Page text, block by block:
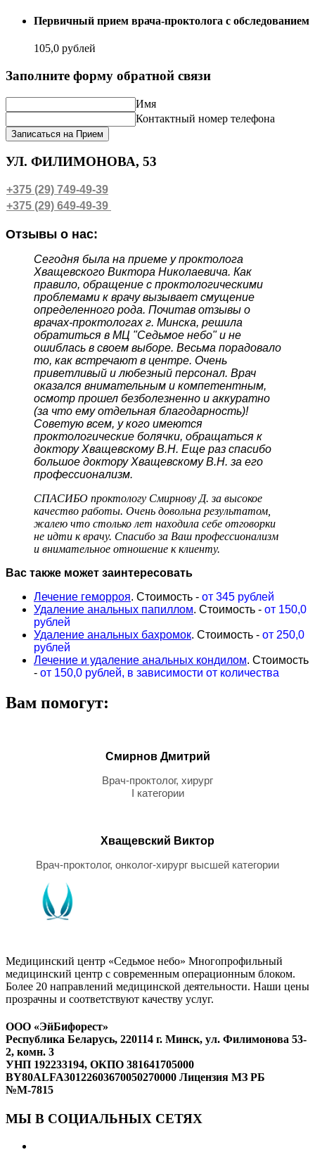
Первичный прием врача-проктолога с обследованием
105,0 рублей
Заполните форму обратной связи
Имя
Контактный номер телефона
Записаться на Прием
УЛ. ФИЛИМОНОВА, 53
+375 (29) 749-49-39
+375 (29) 649-49-39
Отзывы о нас:
Сегодня была на приеме у проктолога
Хващевского Виктора Николаевича. Как
правило, обращение с проктологическими
проблемами к врачу вызывает смущение
определенного рода. Почитав отзывы о
врачах-проктологах г. Минска, решила
обратиться в МЦ "Седьмое небо" и не
ошиблась в своем выборе. Весьма порадовало
то, как встречают в центре. Очень
приветливый и любезный персонал. Врач
оказался внимательным и компетентным,
осмотр прошел безболезненно и аккуратно
(за что ему отдельная благодарность)!
Советую всем, у кого имеются
проктологические болячки, обращаться к
доктору Хващевскому В.Н. Еще раз спасибо
большое доктору Хващевскому В.Н. за его
профессионализм.
СПАСИБО проктологу Смирнову Д. за высокое
качество работы. Очень довольна результатом,
жалею что столько лет находила себе отговорки
не идти к врачу. Спасибо за Ваш профессионализм
и внимательное отношение к клиенту.
Вас также может заинтересовать
Лечение геморроя. Стоимость - от 345 рублей
Удаление анальных папиллом. Стоимость - от 150,0
рублей
Удаление анальных бахромок. Стоимость - от 250,0
рублей
Лечение и удаление анальных кондилом. Стоимость
- от 150,0 рублей, в зависимости от количества
Вам помогут:
Смирнов Дмитрий
Врач-проктолог, хирург
I категории
Хващевский Bиктор
Врач-проктолог, онколог-хирург высшей категории
Медицинский центр «Седьмое небо» Многопрофильный
медицинский центр с современным операционным блоком.
Более 20 направлений медицинской деятельности. Наши цены
прозрачны и соответствуют качеству услуг.
ООО «ЭйБифорест»
Республика Беларусь, 220114 г. Минск, ул. Филимонова 53-
2, комн. 3
УНП 192233194, ОКПО 381641705000
BY80ALFA30122603670050270000 Лицензия МЗ РБ
№М-7815
МЫ В СОЦИАЛЬНЫХ СЕТЯХ